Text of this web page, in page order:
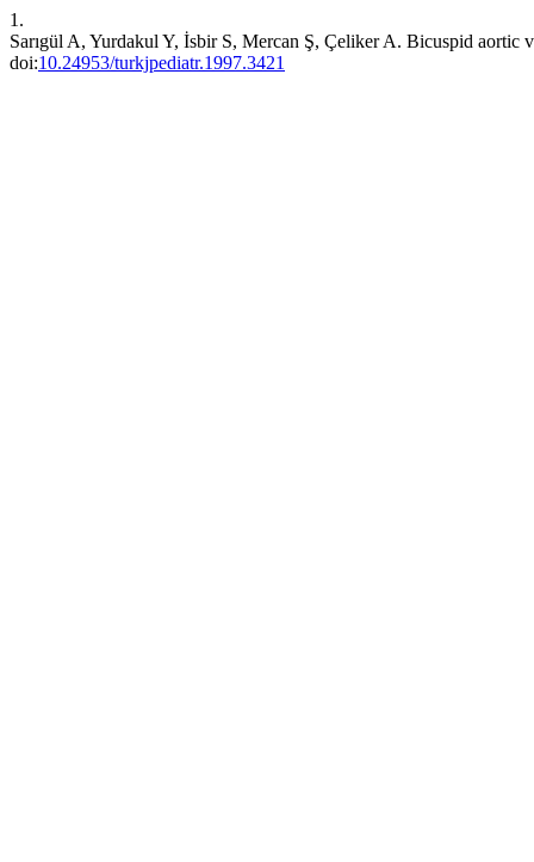
1.
Sarıgül A, Yurdakul Y, İsbir S, Mercan Ş, Çeliker A. Bicuspid aortic
doi:10.24953/turkjpediatr.1997.3421